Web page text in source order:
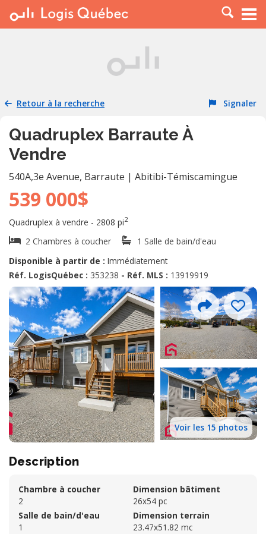
À LOUER
PLACER UNE ANNONCE
RESSOURCES
Retour à la recherche Signaler
Quadruplex Barraute À
Vendre
540A,3e Avenue, Barraute | Abitibi-Témiscamingue
539 000$
Quadruplex à vendre - 2808 pi2
2 Chambres à coucher
1 Salle de bain/d'eau
Disponible à partir de : Immédiatement
Réf. LogisQuébec : 353238 - Réf. MLS : 13919919
Voir les 15 photos
Description
Chambre à coucher
2
Salle de bain/d'eau
1
Dimension bâtiment
26x54 pc
Dimension terrain
23.47x51.82 mc